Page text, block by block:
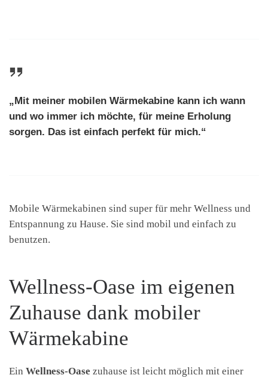
„Mit meiner mobilen Wärmekabine kann ich wann
und wo immer ich möchte, für meine Erholung
sorgen. Das ist einfach perfekt für mich.“
Mobile Wärmekabinen sind super für mehr Wellness und
Entspannung zu Hause. Sie sind mobil und einfach zu
benutzen.
Wellness-Oase im eigenen
Zuhause dank mobiler
Wärmekabine
Ein Wellness-Oase zuhause ist leicht möglich mit einer